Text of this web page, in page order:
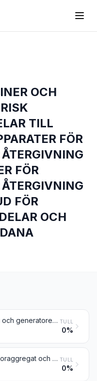
OCH
TILL
FÖR
FÖR
FÖR
OCH
Elektriska motorer och generatorer (med undantag av generatoraggregat) TULL
0%
Elektriska generatoraggregat och roterande omformare TULL
0%